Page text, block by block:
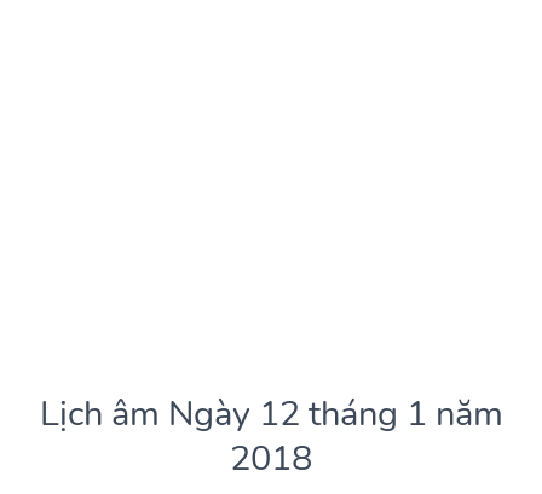
Lịch âm Ngày 12 tháng 1 năm
2018